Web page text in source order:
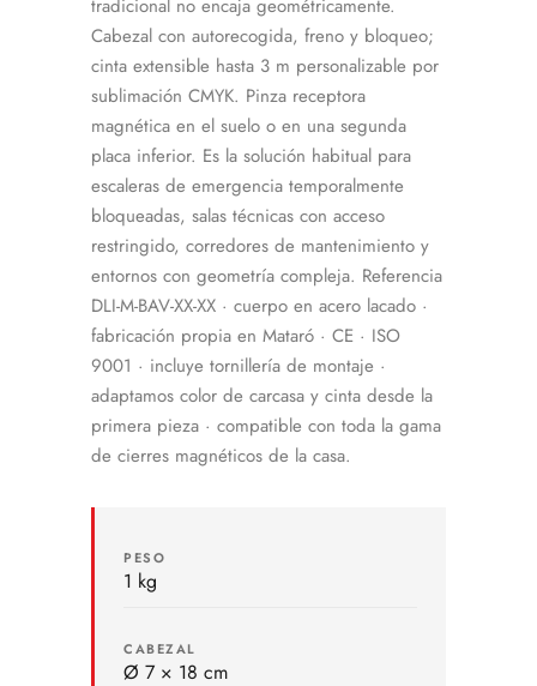
tradicional no encaja geométricamente.
Cabezal con autorecogida, freno y bloqueo;
cinta extensible hasta 3 m personalizable por
sublimación CMYK. Pinza receptora
magnética en el suelo o en una segunda
placa inferior. Es la solución habitual para
escaleras de emergencia temporalmente
bloqueadas, salas técnicas con acceso
restringido, corredores de mantenimiento y
entornos con geometría compleja. Referencia
DLI-M-BAV-XX-XX · cuerpo en acero lacado ·
fabricación propia en Mataró · CE · ISO
9001 · incluye tornillería de montaje ·
adaptamos color de carcasa y cinta desde la
primera pieza · compatible con toda la gama
de cierres magnéticos de la casa.
PESO
1 kg
CABEZAL
Ø 7 × 18 cm